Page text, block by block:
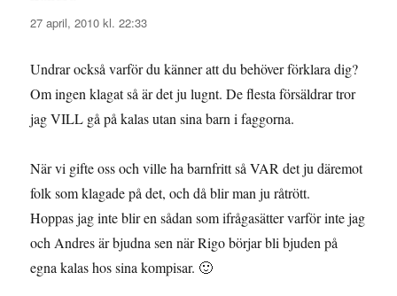
27 april, 2010 kl. 22:33
Undrar också varför du känner att du behöver förklara dig?
Om ingen klagat så är det ju lugnt. De flesta försäldrar tror
jag VILL gå på kalas utan sina barn i faggorna.
När vi gifte oss och ville ha barnfritt så VAR det ju däremot
folk som klagade på det, och då blir man ju råtrött.
Hoppas jag inte blir en sådan som ifrågasätter varför inte jag
och Andres är bjudna sen när Rigo börjar bli bjuden på
egna kalas hos sina kompisar. 🙂